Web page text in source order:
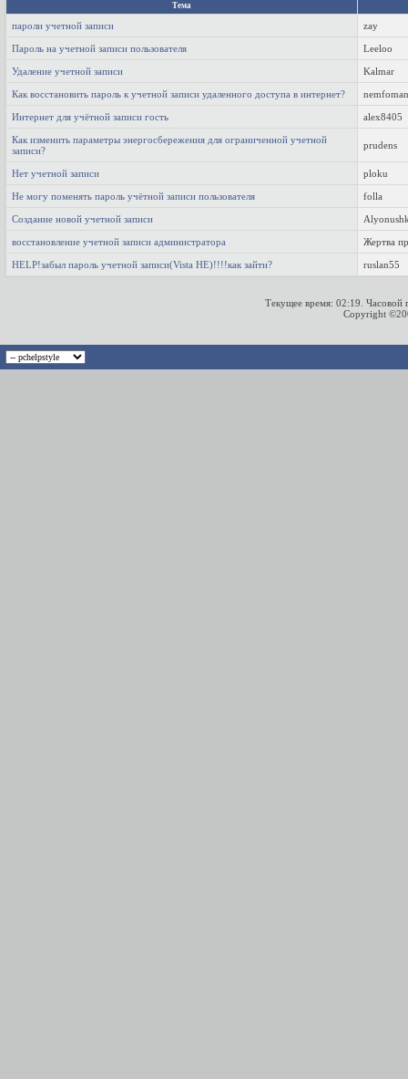
Тема
пароли учетной записи zay
Пароль на учетной записи пользователя Leeloo
Удаление учетной записи Kalmar
Как восстановить пароль к учетной записи удаленного доступа в интернет?
Интернет для учётной записи гость alex8405
Как изменить параметры энергосбережения для ограниченной учетной
записи?
prudens
Нет учетной записи ploku
Не могу поменять пароль учётной записи пользователя folla
Создание новой учетной записи
восстановление учетной записи администратора Жертва
HELP!забыл пароль учетной записи(Vista HE)!!!!как зайти? ruslan55
Текущее время: 02:19 .
Copyright